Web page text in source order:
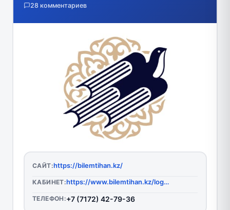
28 комментариев
САЙТ:https://bilemtihan.kz/
КАБИНЕТ: https://www.bilemtihan.kz/login
ТЕЛЕФОН:+7 (7172) 42-79-36